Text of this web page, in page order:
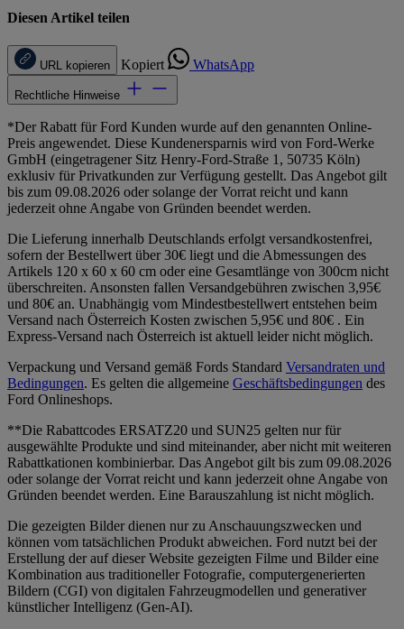
Diesen Artikel teilen
URL kopieren Kopiert WhatsApp
Rechtliche Hinweise
*Der Rabatt für Ford Kunden wurde auf den genannten Online-
Preis angewendet. Diese Kundenersparnis wird von Ford-Werke
GmbH (eingetragener Sitz Henry-Ford-Straße 1, 50735 Köln)
exklusiv für Privatkunden zur Verfügung gestellt. Das Angebot gilt
bis zum 09.08.2026 oder solange der Vorrat reicht und kann
jederzeit ohne Angabe von Gründen beendet werden.
Die Lieferung innerhalb Deutschlands erfolgt versandkostenfrei,
sofern der Bestellwert über 30€ liegt und die Abmessungen des
Artikels 120 x 60 x 60 cm oder eine Gesamtlänge von 300cm nicht
überschreiten. Ansonsten fallen Versandgebühren zwischen 3,95€
und 80€ an. Unabhängig vom Mindestbestellwert entstehen beim
Versand nach Österreich Kosten zwischen 5,95€ und 80€ . Ein
Express-Versand nach Österreich ist aktuell leider nicht möglich.
Verpackung und Versand gemäß Fords Standard Versandraten und
Bedingungen. Es gelten die allgemeine Geschäftsbedingungen des
Ford Onlineshops.
**Die Rabattcodes ERSATZ20 und SUN25 gelten nur für
ausgewählte Produkte und sind miteinander, aber nicht mit weiteren
Rabattkationen kombinierbar. Das Angebot gilt bis zum 09.08.2026
oder solange der Vorrat reicht und kann jederzeit ohne Angabe von
Gründen beendet werden. Eine Barauszahlung ist nicht möglich.
Die gezeigten Bilder dienen nur zu Anschauungszwecken und
können vom tatsächlichen Produkt abweichen. Ford nutzt bei der
Erstellung der auf dieser Website gezeigten Filme und Bilder eine
Kombination aus traditioneller Fotografie, computergenerierten
Bildern (CGI) von digitalen Fahrzeugmodellen und generativer
künstlicher Intelligenz (Gen-AI).